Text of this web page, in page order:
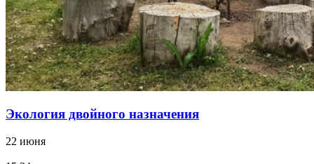
Экология двойного назначения
22 июня